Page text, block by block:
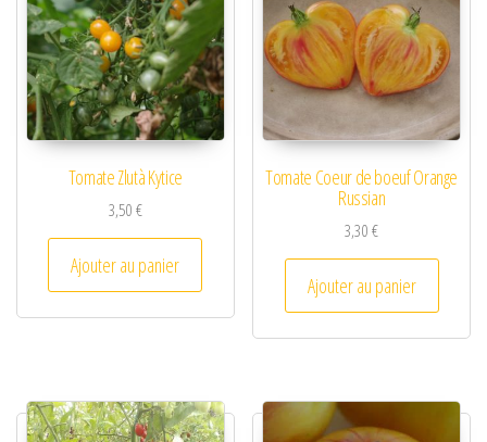
Tomate Zlutà Kytice
3,50€
Ajouter au panier
Tomate Coeur de boeuf Orange
Russian
3,30€
Ajouter au panier